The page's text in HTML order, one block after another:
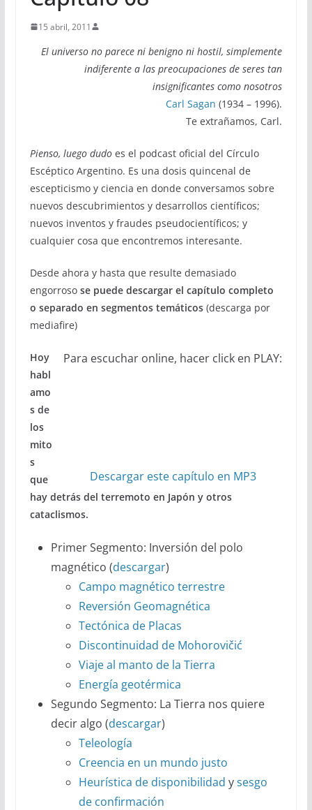
15 abril, 2011
El universo no parece ni benigno ni hostil, simplemente
indiferente a las preocupaciones de seres tan
insignificantes como nosotros
Carl Sagan (1934 – 1996).
Te extrañamos, Carl.
Pienso, luego dudoes el podcast oficial del Círculo
Escéptico Argentino. Es una dosis quincenal de
escepticismo y ciencia en donde conversamos sobre
nuevos descubrimientos y desarrollos científicos;
nuevos inventos y fraudes pseudocientíficos; y
cualquier cosa que encontremos interesante.
Desde ahora y hasta que resulte demasiado
engorroso se puede descargar el capítulo completo
o separado en segmentos temáticos(descarga por
mediafire)
Para escuchar online, hacer click en PLAY:
Descargar este capítulo en MP3
Hoy
habl
amo
s de
los
mito
s
que
hay detrás del terremoto en Japón y otros
cataclismos.
Primer Segmento: Inversión del polo
magnético (descargar)
Campo magnético terrestre
Reversión Geomagnética
Tectónica de Placas
Discontinuidad de Mohorovičić
Viaje al manto de la Tierra
Energía geotérmica
Segundo Segmento: La Tierra nos quiere
decir algo (descargar)
Teleología
Creencia en un mundo justo
Heurística de disponibilidad ysesgo
de confirmación